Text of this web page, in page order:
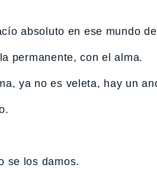
absoluto en ese mundo
permanente, con el alma.
ya no es veleta, hay un
se los damos.